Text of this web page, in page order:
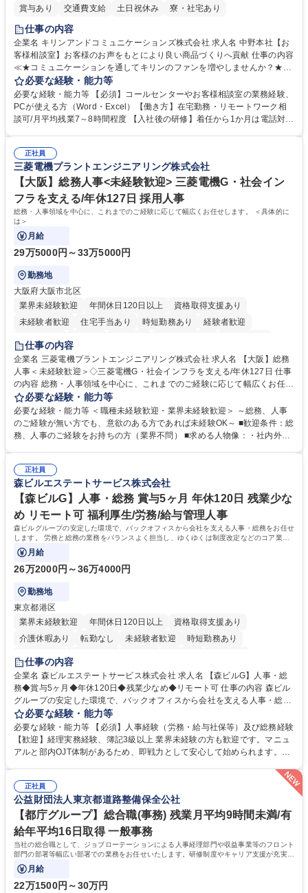
賞与あり
交通費支給 土日祝休み 寮・社宅あり
仕事の内容
企業名 キリンアンドコミュニケーションズ株式会社 求人名 中野本社【お
客様相談室】お客様のお声をもとにより良い商品づくりへ貢献 仕事の内容
≪★コミュニケーションを通してキリンのファンを増やしませんか？★≫
お客様のお声をより良い商品づくりに活かしていく上で、窓口となるお客
様相談室でのお仕事です。 日々お客様からいただくキリングループへのご
意見を、企業活動に活かしています。お客様からの声に迅速かつ誠意をも
って対応、情報提供するとともにグループ内活動に反映しています。 【具
平均100件前後■メール・手紙：同上40件前後 募集職種 中野本社【お客様
相談室】お客様のお声をもとにより良い商品づくりへ貢献
必要な経験・能力等
必要な経験・能力等 【必須】コールセンターやお客様相談室の業務経験、
PCが使える方（Word・Excel）【働き方】在宅勤務・リモートワーク相
談可/月平均残業7～8時間程度 【入社後の研修】着任から1か月は電話対応
すのでご安心ください。 【当社について】キリングループの広報機能を担
う会社として、お客様との出会いを大切にし、磨き上げたホスピタリティ
を込めてコミュニケーションをとりながら広報関連業務を行っておりま
す。 学歴・資格 学歴：大学院 大学 高専 短大 専修学校 高校 語学力： 資
格：
正社員
三菱電機プラントエンジニアリング株式会社
【大阪】総務人事<未経験歓迎> 三菱電機G・社会イン
フラを支える/年休127日 採用人事
総務・人事領域を中心に、これまでのご経験に応じて幅広くお任せします。 ＜具体的に
は＞
月給
29万5000円～33万5000円
勤務地
大阪府大阪市北区
業界未経験歓迎
年間休日120日以上
資格取得支援あり
未経験者歓迎
住宅手当あり 時短勤務あり
経験者歓迎
退職金あり
駅近5分以内
土日祝休み 服装自由 寮・社宅あり 食事補助あり
仕事の内容
企業名 三菱電機プラントエンジニアリング株式会社 求人名 【大阪】総務
人事＜未経験歓迎＞◇三菱電機G・社会インフラを支える/年休127日 仕事
の内容 総務・人事領域を中心に、これまでのご経験に応じて幅広くお任せ
します。 ＜具体的には＞ ・総務/人事労務（給与・社保・勤怠管理など）
・採用・教育研修 ・福利厚生運用 など ※基本的には事務所勤務ですが、
採用や教育等の業務内容により、関西圏以外への日帰り・宿泊を伴う国内
出張もございます。 ※担当業務を持ちつつ、お互いに助け合いながら、総
必要な経験・能力等
必要な経験・能力等 ＜職種未経験歓迎・業界未経験歓迎＞ ～総務、人事
のご経験が無い方でも、意欲のある方であれば未経験OK～ ■歓迎条件：総
務、人事のご経験をお持ちの方（業界不問） ■求める人物像：・社内外の
正社員
森ビルエステートサービス株式会社
【森ビルG】人事・総務 賞与5ヶ月 年休120日 残業少な
め リモート可 福利厚生/労務/給与管理人事
森ビルグループの安定した環境で、バックオフィスから会社を支える人事・総務をお任せ
します。 労務と総務の業務をバランスよく担当し、ゆくゆくは制度改定などのコア業務
にも挑戦できる、やりがいある環境です。
月給
26万2000円～36万4000円
勤務地
東京都港区
業界未経験歓迎
年間休日120日以上
資格取得支援あり
介護休暇あり
転勤なし 未経験者歓迎
時短勤務あり
経験者歓迎
完全週休2日制
交通費支給 長期歓迎 駅近5分以内 土日祝休み
仕事の内容
企業名 森ビルエステートサービス株式会社 求人名 【森ビルG】人事・総
務◆賞与5ヶ月◆年休120日◆残業少なめ◆リモート可 仕事の内容 森ビル
グループの安定した環境で、バックオフィスから会社を支える人事・総務
をお任せします。 労務と総務の業務をバランスよく担当し、ゆくゆくは制
度改定などのコア業務にも挑戦できる、やりがいある環境です。 ■勤怠管
理、給与計算、社会保険手続き、年末調整等の労務管理全般 ■入退社手続
き、社内規定の改定や人事制度改定などのコア業務 ■社内イベントの企画
は部内のOJTを中心に、あなたの経験に合わせて不足している部分はいつ
でも質問・相談できる環境が整っているため、安心して成長できます。 募
集職種 【森ビルG】人事・総務◆賞与5ヶ月◆年休120日◆残業少なめ◆
リモート可
必要な経験・能力等
必要な経験・能力等 【必須】人事経験（労務・給与社保等）及び総務経験
【歓迎】経理実務経験、簿記3級以上 業界未経験の方も歓迎です。マニュ
アルと部内OJT体制があるため、即戦力として安心して始められます。
ます。定型業務に留まらず、社内規定や人事制度の改定など会社のコア業
務に挑戦できるため、自身の成長と組織への貢献度をダイレクトに実感で
きます。 残業少なめ、週1日リモート可など、ワークライフバランスを保
ち長期活躍できる環境です。 「これまでの幅広い経験を活かし、長期的な
キャリアを築きたい」という前向きな意欲と挑戦を全力で応援します。 学
歴・資格 学歴：大学院 大学 高専 短大 専修学校 高校 語学力： 資格：日商
簿記検定1級 日商簿記検定2級 日商簿記検定3級
正社員
公益財団法人東京都道路整備保全公社
【都庁グループ】総合職(事務) 残業月平均9時間未満/有
給年平均16日取得 一般事務
当社の総合職として、ジョブローテーションによる人事経理部門や収益事業等のフロント
部門の部署等幅広い部署での業務をお任せいたします。研修制度やキャリア支援が充実し
ております！ ※下記業務詳細
月給
22万1500円～30万円